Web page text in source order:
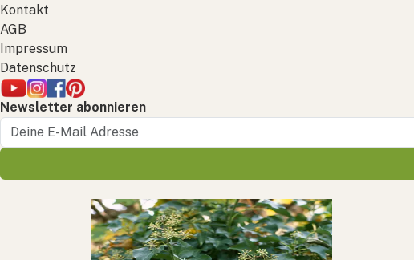
Kontakt
AGB
Impressum
Datenschutz
Newsletter abonnieren